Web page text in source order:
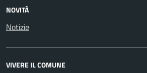
NOVITÀ
Notizie
VIVERE IL COMUNE